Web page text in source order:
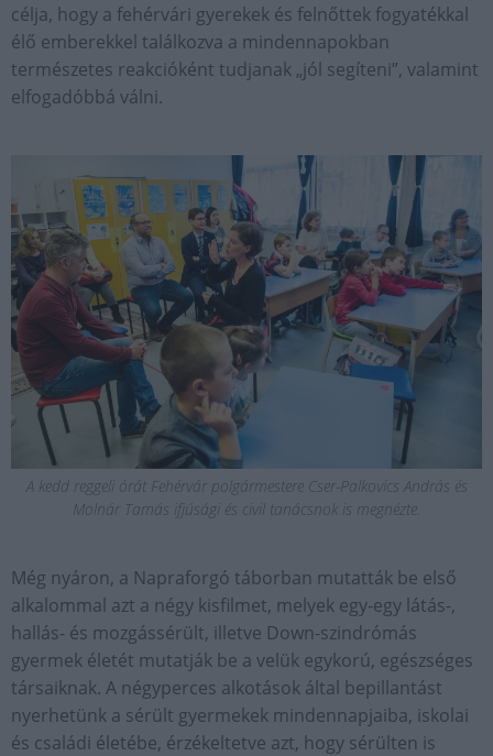
célja, hogy a fehérvári gyerekek és felnőttek fogyatékkal
élő emberekkel találkozva a mindennapokban
természetes reakcióként tudjanak „jól segíteni”, valamint
elfogadóbbá válni.
A kedd reggeli órát Fehérvár polgármestere Cser-Palkovics András és
Molnár Tamás ifjúsági és civil tanácsnok is megnézte.
Még nyáron, a Napraforgó táborban mutatták be első
alkalommal azt a négy kisfilmet, melyek egy-egy látás-,
hallás- és mozgássérült, illetve Down-szindrómás
gyermek életét mutatják be a velük egykorú, egészséges
társaiknak. A négyperces alkotások által bepillantást
nyerhetünk a sérült gyermekek mindennapjaiba, iskolai
és családi életébe, érzékeltetve azt, hogy sérülten is